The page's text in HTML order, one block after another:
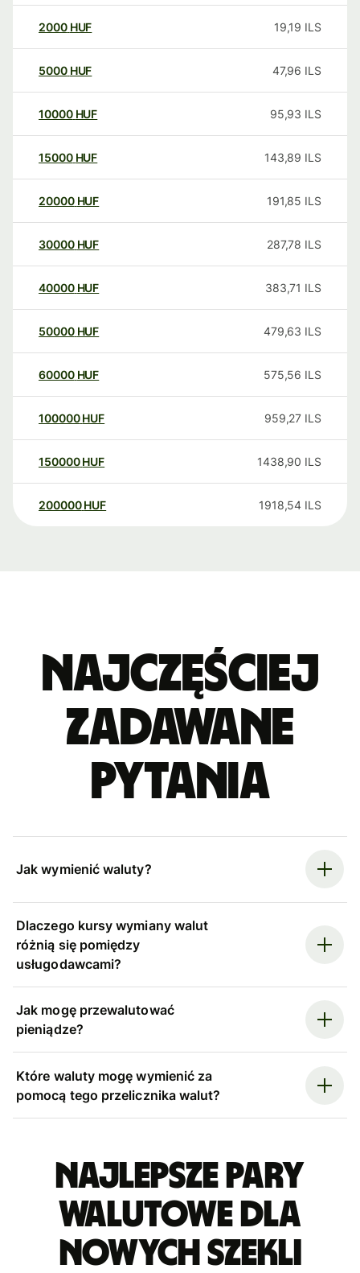
2000 HUF 19,19 ILS
5000 HUF 47,96 ILS
10000 HUF 95,93 ILS
15000 HUF 143,89 ILS
20000 HUF 191,85 ILS
30000 HUF 287,78 ILS
40000 HUF 383,71 ILS
50000 HUF 479,63 ILS
60000 HUF 575,56 ILS
100000 HUF 959,27 ILS
150000 HUF 1438,90 ILS
200000 HUF 1918,54 ILS
Najczęściej
zadawane
pytania
Jak wymienić waluty?
Dlaczego kursy wymiany walut
różnią się pomiędzy
usługodawcami?
Jak mogę przewalutować
pieniądze?
Które waluty mogę wymienić za
pomocą tego przelicznika walut?
Najlepsze pary
walutowe dla
nowych szekli